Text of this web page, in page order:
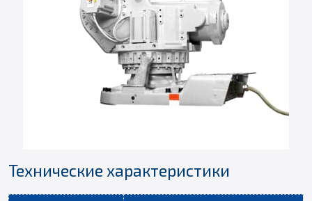
Технические характеристики